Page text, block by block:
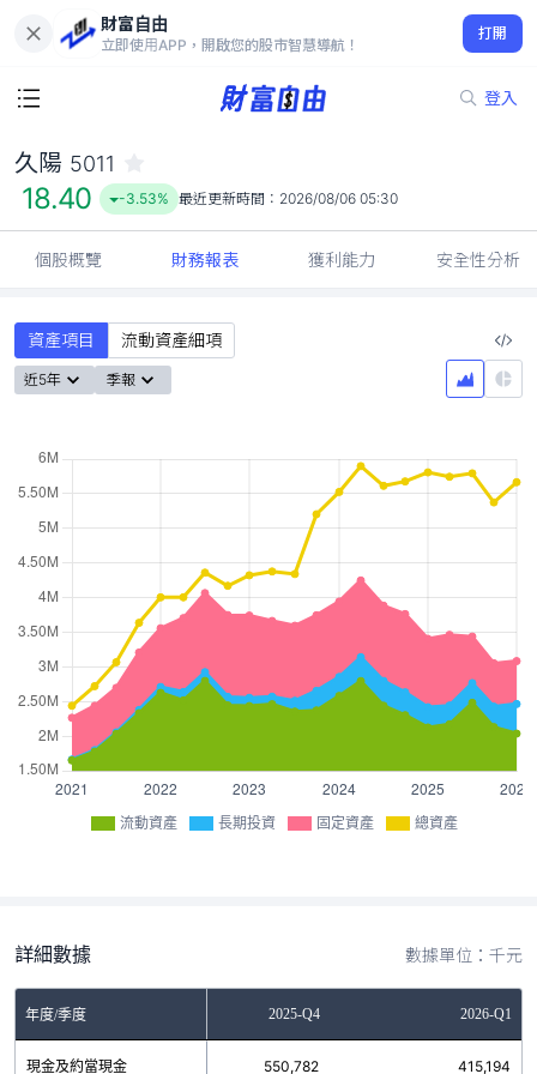
財富自由
立即使用APP，開啟您的股市智慧導航！
打開
登入
18.40
-3.53%
久陽 5011
18.40 -3.53% 最近更新時間： 2026/08/06 05:30
個股概覽 財務報表 獲利能力 安全性分析
資產項目 流動資產細項
近5年 季報
流動資產 長期投資 固定資產 總資產
詳細數據 數據單位：千元
年度/季度2025-Q3 2025-Q4 2026-Q1
現金及約當現金
545,495 550,782 415,194